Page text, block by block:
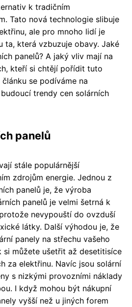
k tradičním
Tato nová technologie slibuje
ale pro mnoho lidí je
ta, která vzbuzuje obavy. Jaké
panelů? A jaký vliv mají na
kteří si chtějí pořídit tuto
se podíváme na
trendy cen solárních
panelů
stále populárnější
zdrojům energie. Jednou z
panelů je, že výroba
panelů je velmi šetrná k
nevypouští do ovzduší
látky. Další výhodou je, že
panely na střechu vašeho
si můžete ušetřit až desetitisíce
za elektřinu. Navíc jsou solární
s nizkými provozními náklady
I když mohou být nákupní
vyšší než u jiných forem